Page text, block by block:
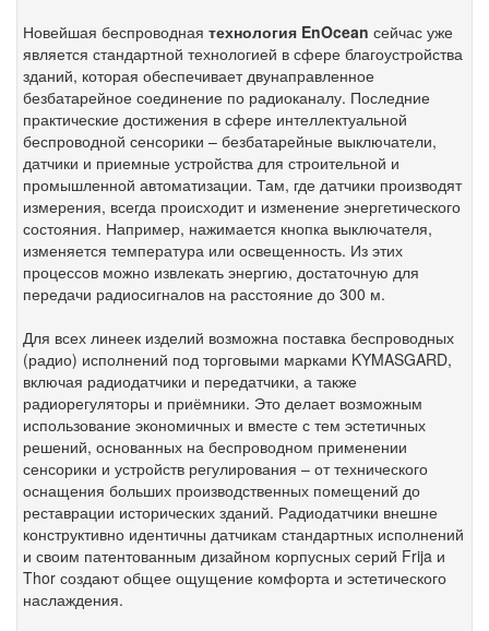
Новейшая беспроводная технология EnOcean сейчас уже
является стандартной технологией в сфере благоустройства
зданий, которая обеспечивает двунаправленное
безбатарейное соединение по радиоканалу. Последние
практические достижения в сфере интеллектуальной
беспроводной сенсорики – безбатарейные выключатели,
датчики и приемные устройства для строительной и
промышленной автоматизации. Там, где датчики производят
измерения, всегда происходит и изменение энергетического
состояния. Например, нажимается кнопка выключателя,
изменяется температура или освещенность. Из этих
процессов можно извлекать энергию, достаточную для
передачи радиосигналов на расстояние до 300 м.
Для всех линеек изделий возможна поставка беспроводных
(радио) исполнений под торговыми марками KYMASGARD,
включая радиодатчики и передатчики, а также
радиорегуляторы и приёмники. Это делает возможным
использование экономичных и вместе с тем эстетичных
решений, основанных на беспроводном применении
сенсорики и устройств регулирования – от технического
оснащения больших производственных помещений до
реставрации исторических зданий. Радиодатчики внешне
конструктивно идентичны датчикам стандартных исполнений
и своим патентованным дизайном корпусных серий Frija и
Thor создают общее ощущение комфорта и эстетического
наслаждения.